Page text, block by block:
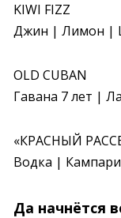
KIWI FIZZ
Джин | Лимон |
OLD CUBAN
Гавана 7 лет |
«КРАСНЫЙ
Водка |
Да начнётся